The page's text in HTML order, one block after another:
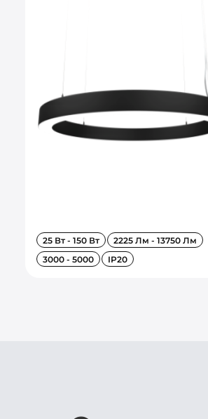
25 Вт - 150 Вт
2225 Лм - 13750 Лм
3000 - 5000
IP20